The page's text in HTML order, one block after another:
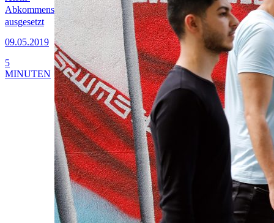
Abkommens
ausgesetzt
09.05.2019
5
MINUTEN